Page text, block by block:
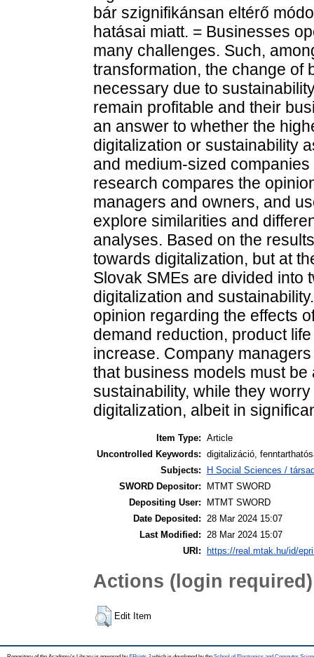
bár szignifikánsan eltérő
hatásai miatt. = Businesses
many challenges. Such,
transformation, the change of
necessary due to
remain profitable and their
an answer to whether the
digitalization or sustainability
and medium-sized
research compares the
managers and owners, and
explore similarities and
analyses. Based on the
towards digitalization, but at
Slovak SMEs are divided into
digitalization and
opinion regarding the effects
demand reduction, product
increase. Company
that business models must
sustainability, while they
digitalization, albeit in
Item Type: Article
Uncontrolled Keywords: digitalizáció,
Subjects:
H Social Sciences /
SWORD Depositor:
MTMT SWORD
Depositing User:
MTMT SWORD
Date Deposited:
28 Mar 2024 15:07
Last Modified:
28 Mar 2024 15:07
URI:
https://real.mtak.hu/id/
Actions (login required)
Edit Item